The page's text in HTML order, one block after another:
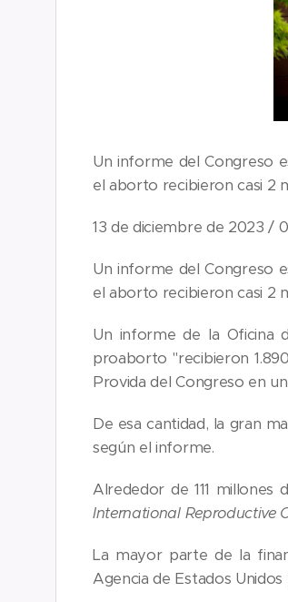
Un informe del Congreso
el aborto recibieron casi 2
13 de diciembre de 2023 /
Un informe del Congreso
el aborto recibieron casi 2
Un informe de la Oficina
proaborto "recibieron
Provida del Congreso en
De esa cantidad, la gran
según el informe.
Alrededor de 111
International Reproductive
La mayor parte de la
Agencia de Estados